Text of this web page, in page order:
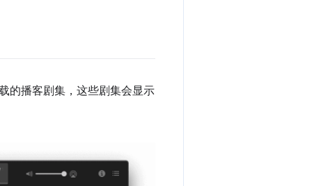
的播客剧集，这些剧集会显示